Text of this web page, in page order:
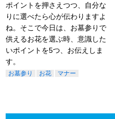
ポイントを押さえつつ、自分な
りに選べたら心が伝わりますよ
ね。そこで今日は、お墓参りで
供えるお花を選ぶ時、意識した
いポイントを5つ、お伝えしま
す。
お墓参り お花 マナー